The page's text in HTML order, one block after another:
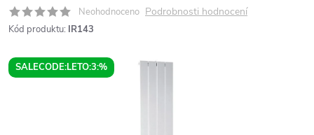
Neohodnoceno Podrobnosti hodnocení
Kód produktu: IR143
SALECODE:LETO:3:%